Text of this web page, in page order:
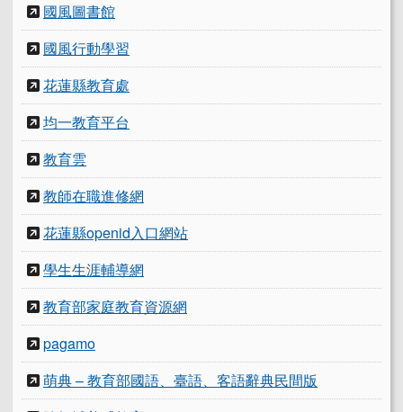
國風圖書館
國風行動學習
花蓮縣教育處
均一教育平台
教育雲
教師在職進修網
花蓮縣openid入口網站
學生生涯輔導網
教育部家庭教育資源網
pagamo
萌典 – 教育部國語、臺語、客語辭典民間版